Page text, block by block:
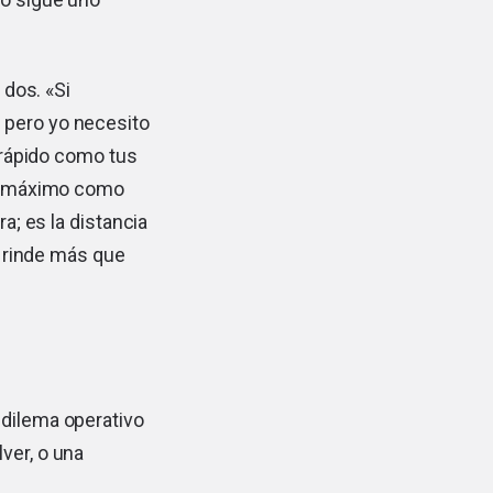
«Si
pero yo necesito
como tus
como
es la distancia
más que
operativo
o una